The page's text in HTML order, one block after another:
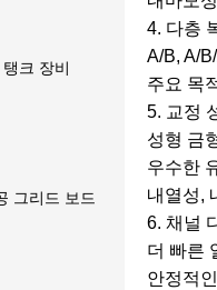
크 장비
그리드 보드
4. 다층
A/B, A/
주요 목
5. 교정
성형 금
우수한
내열성,
6. 채널
더 빠른
안정적